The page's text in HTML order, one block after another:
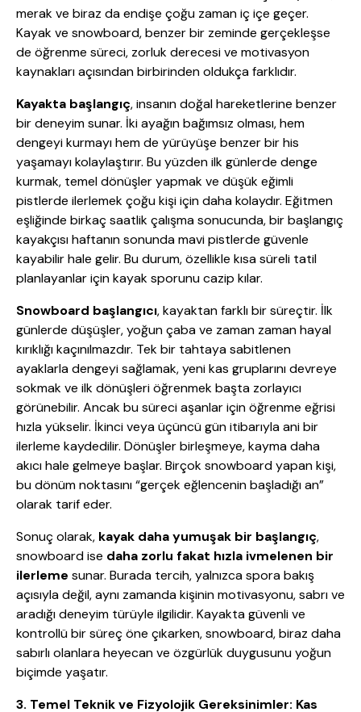
merak ve biraz da endişe çoğu zaman iç içe geçer.
Kayak ve snowboard, benzer bir zeminde gerçekleşse
de öğrenme süreci, zorluk derecesi ve motivasyon
kaynakları açısından birbirinden oldukça farklıdır.
Kayakta başlangıç, insanın doğal hareketlerine benzer
bir deneyim sunar. İki ayağın bağımsız olması, hem
dengeyi kurmayı hem de yürüyüşe benzer bir his
yaşamayı kolaylaştırır. Bu yüzden ilk günlerde denge
kurmak, temel dönüşler yapmak ve düşük eğimli
pistlerde ilerlemek çoğu kişi için daha kolaydır. Eğitmen
eşliğinde birkaç saatlik çalışma sonucunda, bir başlangıç
kayakçısı haftanın sonunda mavi pistlerde güvenle
kayabilir hale gelir. Bu durum, özellikle kısa süreli tatil
planlayanlar için kayak sporunu cazip kılar.
Snowboard başlangıcı, kayaktan farklı bir süreçtir. İlk
günlerde düşüşler, yoğun çaba ve zaman zaman hayal
kırıklığı kaçınılmazdır. Tek bir tahtaya sabitlenen
ayaklarla dengeyi sağlamak, yeni kas gruplarını devreye
sokmak ve ilk dönüşleri öğrenmek başta zorlayıcı
görünebilir. Ancak bu süreci aşanlar için öğrenme eğrisi
hızla yükselir. İkinci veya üçüncü gün itibarıyla ani bir
ilerleme kaydedilir. Dönüşler birleşmeye, kayma daha
akıcı hale gelmeye başlar. Birçok snowboard yapan kişi,
bu dönüm noktasını “gerçek eğlencenin başladığı an”
olarak tarif eder.
Sonuç olarak, kayak daha yumuşak bir başlangıç,
snowboard ise daha zorlu fakat hızla ivmelenen bir
ilerleme sunar. Burada tercih, yalnızca spora bakış
açısıyla değil, aynı zamanda kişinin motivasyonu, sabrı ve
aradığı deneyim türüyle ilgilidir. Kayakta güvenli ve
kontrollü bir süreç öne çıkarken, snowboard, biraz daha
sabırlı olanlara heyecan ve özgürlük duygusunu yoğun
biçimde yaşatır.
3. Temel Teknik ve Fizyolojik Gereksinimler: Kas